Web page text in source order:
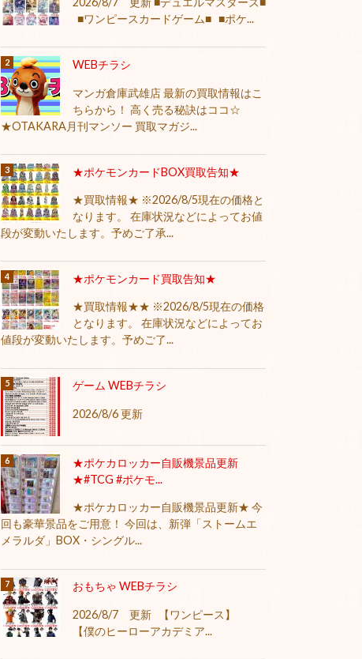
■ワンピースカードゲーム■ ■ポケ...
WEBチラシ
マンガ倉庫武雄店 最新の買取情報はこ
ちらから！ 高く売る秘訣はココ☆
★OTAKARA月刊マンソー 買取マガジ...
★ポケモンカードBOX買取告知★
★買取情報★ ※2026/8/5現在の価格と
なります。 在庫状況などによってお値
段が変動いたします。予めご了承...
★ポケモンカード買取告知★
★買取情報★★ ※2026/8/5現在の価格
となります。 在庫状況などによってお
値段が変動いたします。予めご了...
ゲーム WEBチラシ
2026/8/6 更新
★ポケカロッカー自販機景品更新
★#TCG #ポケモ...
★ポケカロッカー自販機景品更新★ 今
回も豪華景品をご用意！ 今回は、新弾「ストームエ
メラルダ」BOX・シングル...
おもちゃ WEBチラシ
2026/8/7 更新 【ワンピース】
【僕のヒーローアカデミア...